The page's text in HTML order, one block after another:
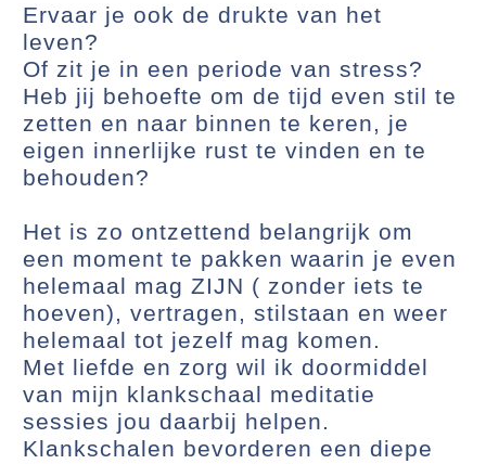
Ervaar je ook de drukte van het
leven?
Of zit je in een periode van stress?
Heb jij behoefte om de tijd even stil te
zetten en naar binnen te keren, je
eigen innerlijke rust te vinden en te
behouden?
Het is zo ontzettend belangrijk om
een moment te pakken waarin je even
helemaal mag ZIJN ( zonder iets te
hoeven), vertragen, stilstaan en weer
helemaal tot jezelf mag komen.
Met liefde en zorg wil ik doormiddel
van mijn klankschaal meditatie
sessies jou daarbij helpen.
Klankschalen bevorderen een diepe